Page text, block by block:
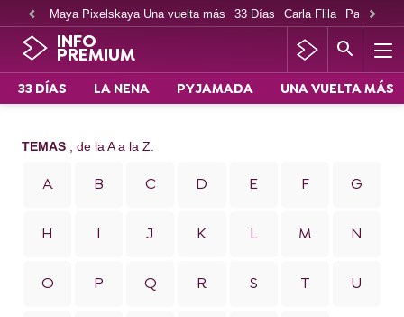
Maya Pixelskaya Una vuelta más 33 Días Carla Flila Paco
INFO
PREMIUM
33 DÍAS LA NENA PYJAMADA UNA VUELTA MÁS
TEMAS , de la A a la Z:
A B C D E F G
H I J K L M N
O P Q R S T U